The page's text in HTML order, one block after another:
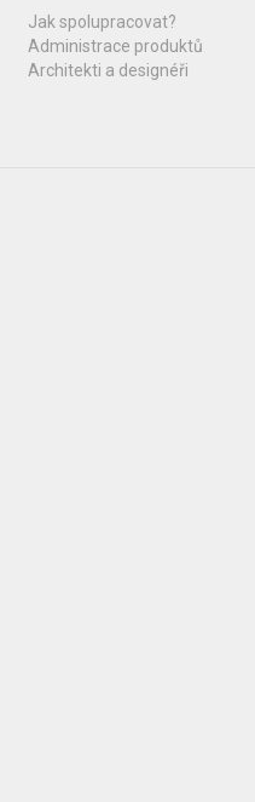
Jak spolupracovat?
Administrace produktů
Architekti a designéři